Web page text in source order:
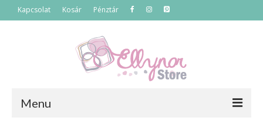
Kapcsolat Kosár Pénztár
Menu